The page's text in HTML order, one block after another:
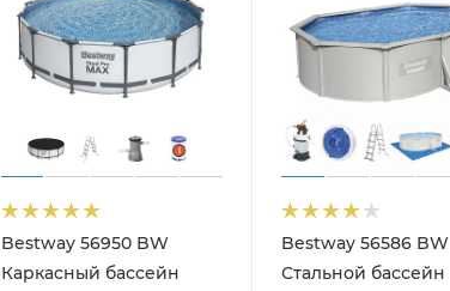
Bestway 56950 BW
Каркасный бассейн
Bestway 56586 BW
Стальной бассейн